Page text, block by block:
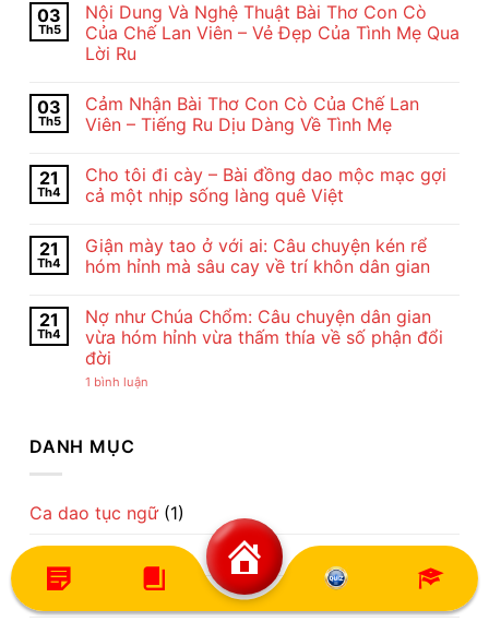
03
Th5
Nội Dung Và Nghệ Thuật Bài Thơ Con Cò
Của Chế Lan Viên – Vẻ Đẹp Của Tình Mẹ Qua
Lời Ru
bình
luận
ở
Và
Nghệ
Thuật
Con
Cò
Của
Viên
–
Vẻ
Đẹp
Của
Tình
Ru
03
Th5
Cảm Nhận Bài Thơ Con Cò Của Chế Lan
Viên – Tiếng Ru Dịu Dàng Về Tình Mẹ
bình
luận
ở
Bài
Thơ
Con
Chế
Lan
Viên
–
Tiếng
Ru
Tình
21
Th4
Cho tôi đi cày – Bài đồng dao mộc mạc gợi
cả một nhịp sống làng quê Việt
bình
luận
ở
đi
cày
–
Bài
đồng
dao
cả
quê
21
Th4
Giận mày tao ở với ai: Câu chuyện kén rể
hóm hỉnh mà sâu cay về trí khôn dân gian
bình
luận
ở
Giận
mày
tao
Câu
chuyện
hỉnh
sâu
dân
21
Th4
Nợ như Chúa Chổm: Câu chuyện dân gian
vừa hóm hỉnh vừa thấm thía về số phận đổi
đời
1 bình luận
vừa
hóm
thấm
về
số
DANH MỤC
Ca dao tục ngữ(1)
Câu đố
Câu nói hay
(4)